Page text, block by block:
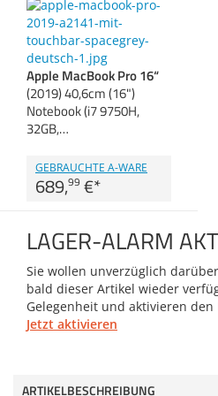
Anmelden | Registrieren
Apple MacBook Pro 16“
(2019) 40,6cm (16")
Notebook (i7 9750H,
32GB,…
GEBRAUCHTE A-WARE
689,99 €*
LAGER-ALARM
Sie wollen unverzüglich
bald dieser Artikel wieder
Gelegenheit und aktivieren den
Jetzt aktivieren
ARTIKELBESCHREIBUNG